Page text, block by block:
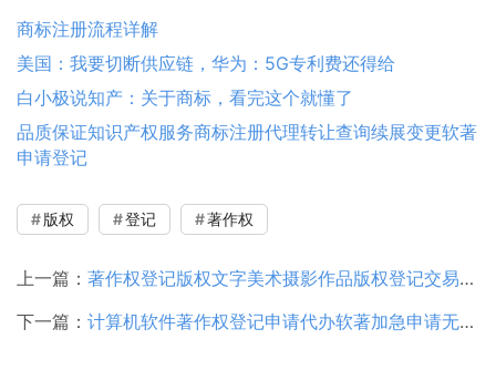
商标注册流程详解
美国：我要切断供应链，华为：5G专利费还得给
白小极说知产：关于商标，看完这个就懂了
品质保证知识产权服务商标注册代理转让查询续展变更软著
申请登记
版权 登记 著作权
上一篇： 著作权登记版权文字美术摄影作品版权登记交易创作者保护
下一篇： 计算机软件著作权登记申请代办软著加急申请无代码材料一站全包